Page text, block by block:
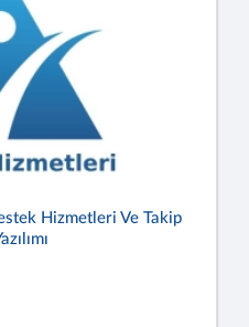
Hizmetleri Ve Takip